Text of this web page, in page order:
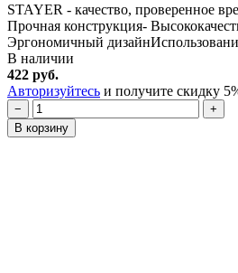
STAYER - качество, проверенное
Прочная конструкция-
Эргономичный
В наличии
422 руб.
Авторизуйтесь и получите скидку
−
+
В корзину